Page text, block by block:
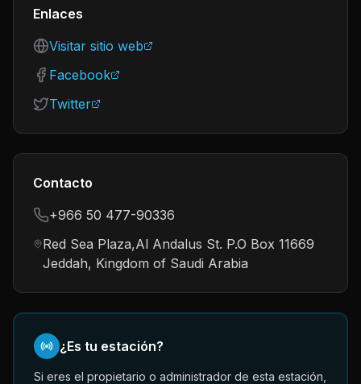
Enlaces
Visitar sitio web
Facebook
Twitter
Contacto
+966 50 477-90336
Red Sea Plaza,Al Andalus St. P.O Box 11669
Jeddah, Kingdom of Saudi Arabia
¿Es tu estación?
Si eres el propietario o administrador de esta estación,